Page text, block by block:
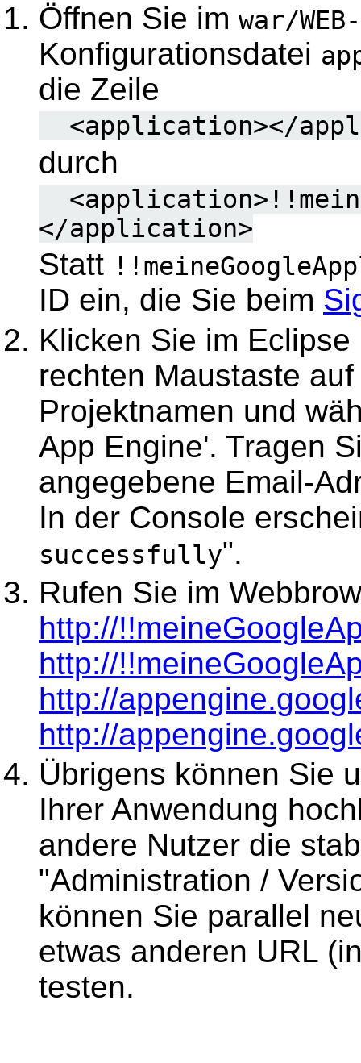
Öffnen Sie im war/
Konfigurationsdatei
die Zeile
<application></
durch
</application>
Statt
ID ein, die Sie beim
Klicken Sie im
rechten Maustaste
Projektnamen und
App Engine'. Tragen
angegebene Email-
In der Console
successfully".
Rufen Sie im
http://
http://
http://
http://
Übrigens können Sie
Ihrer Anwendung
andere Nutzer die
"Administration /
können Sie parallel
etwas anderen URL
testen.